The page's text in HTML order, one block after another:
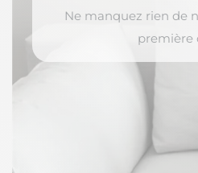
Ne manquez rien de
première